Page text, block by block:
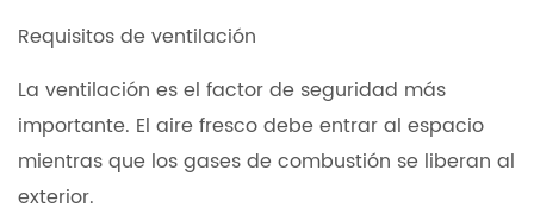
Requisitos de ventilación
La ventilación es el factor de seguridad más
importante. El aire fresco debe entrar al espacio
mientras que los gases de combustión se liberan al
exterior.